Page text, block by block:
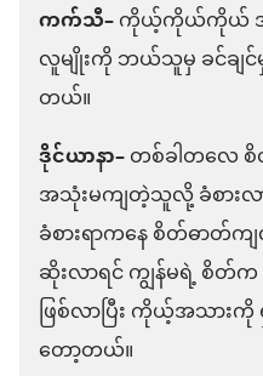
ကက်သီ–ကိုယ့်ကိုယ်ကိုယ် အ
လူမျိုးကို ဘယ်သူမှ ခင်ချ
တယ်။
ဒိုင်ယာနာ–တစ်ခါတလေ စိ
အသုံးမကျတဲ့သူလို့ ခံစား
ခံစားရာကနေ စိတ်ဓာတ်က
ဆိုးလာရင် ကျွန်မရဲ့ စိတ်
ဖြစ်လာပြီး ကိုယ့်အသား
တော့တယ်။